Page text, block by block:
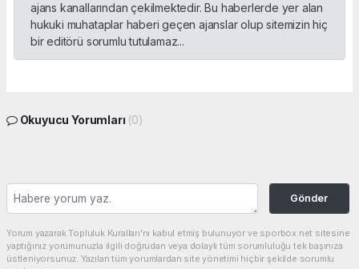
ajans kanallarından çekilmektedir. Bu haberlerde yer alan
hukuki muhataplar haberi geçen ajanslar olup sitemizin hiç
bir editörü sorumlu tutulamaz...
Okuyucu Yorumları (0)
Gönder
Yorum yazarak Topluluk Kuralları’nı kabul etmiş bulunuyor ve sporbox.net sitesine
yaptığınız yorumunuzla ilgili doğrudan veya dolaylı tüm sorumluluğu tek başınıza
üstleniyorsunuz. Yazılan tüm yorumlardan site yönetimi hiçbir şekilde sorumlu